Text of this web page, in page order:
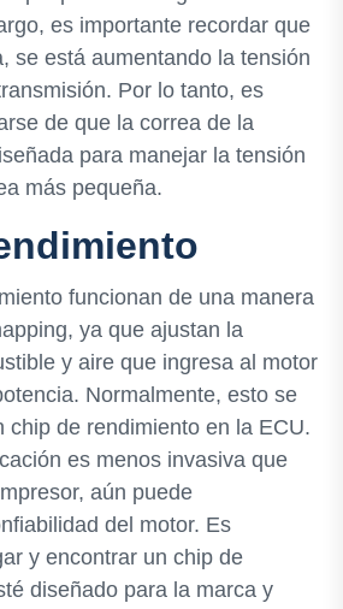
es importante recordar que
se está aumentando la tensión
Por lo tanto, es
de que la correa de la
para manejar la tensión
más pequeña.
funcionan de una manera
ya que ajustan la
y aire que ingresa al motor
Normalmente, esto se
chip de rendimiento en la ECU.
es menos invasiva que
aún puede
del motor. Es
y encontrar un chip de
diseñado para la marca y